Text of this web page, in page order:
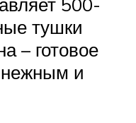
тушки
– готовое
и